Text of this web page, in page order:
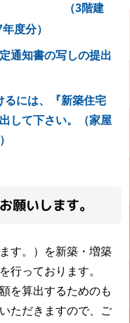
建
度分）
通知書の写しの提出
るには、『新築住宅
して下さい。（家屋
願いします。
す。）を新築・増築
行っております。
を算出するためのも
ただきますので、ご